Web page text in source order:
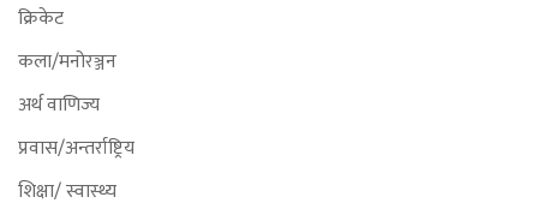
क्रिकेट
कला/मनोरञ्जन
अर्थ वाणिज्य
प्रवास/अन्तर्राष्ट्रिय
शिक्षा/ स्वास्थ्य